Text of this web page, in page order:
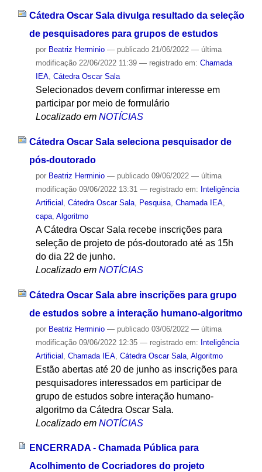
Cátedra Oscar Sala divulga resultado da seleção
de pesquisadores para grupos de estudos
por Beatriz Herminio — publicado21/06/2022 — última
modificação22/06/2022 11:39 — registrado em: Chamada
IEA, Cátedra Oscar Sala
Selecionados devem confirmar interesse em
participar por meio de formulário
Localizado em NOTÍCIAS
Cátedra Oscar Sala seleciona pesquisador de
pós-doutorado
por Beatriz Herminio — publicado09/06/2022 — última
modificação09/06/2022 13:31 — registrado em: Inteligência
Artificial , Cátedra Oscar Sala, Pesquisa, Chamada IEA,
capa, Algoritmo
A Cátedra Oscar Sala recebe inscrições para
seleção de projeto de pós-doutorado até as 15h
do dia 22 de junho.
Localizado em NOTÍCIAS
Cátedra Oscar Sala abre inscrições para grupo
de estudos sobre a interação humano-algoritmo
por Beatriz Herminio — publicado03/06/2022 — última
modificação09/06/2022 12:35 — registrado em: Inteligência
Artificial Chamada IEA, Cátedra Oscar Sala, Algoritmo
Estão abertas até 20 de junho as inscrições para
pesquisadores interessados em participar de
grupo de estudos sobre interação humano-
algoritmo da Cátedra Oscar Sala.
Localizado em NOTÍCIAS
ENCERRADA - Chamada Pública para
Acolhimento de Cocriadores do projeto